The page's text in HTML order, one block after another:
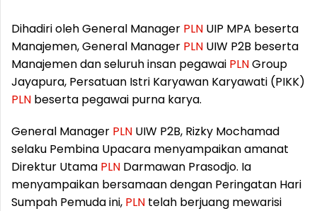
Dihadiri oleh General Manager PLN UIP MPA beserta
Manajemen, General Manager PLN UIW P2B beserta
Manajemen dan seluruh insan pegawai PLNGroup
Jayapura, Persatuan Istri Karyawan Karyawati (PIKK)
PLN beserta pegawai purna karya.
General Manager PLN UIW P2B, Rizky Mochamad
selaku Pembina Upacara menyampaikan amanat
Direktur Utama PLN Darmawan Prasodjo. Ia
menyampaikan bersamaan dengan Peringatan Hari
Sumpah Pemuda ini, PLN telah berjuang mewarisi